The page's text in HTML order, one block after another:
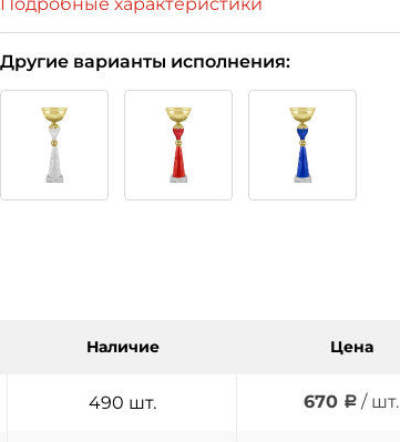
Другие варианты исполнения:
Наличие Цена
490 шт. 670 / шт.